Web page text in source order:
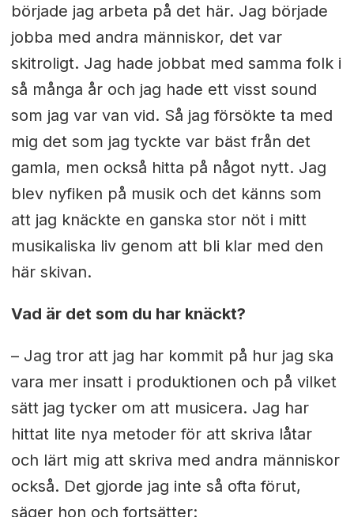
började jag arbeta på det här. Jag började
jobba med andra människor, det var
skitroligt. Jag hade jobbat med samma folk i
så många år och jag hade ett visst sound
som jag var van vid. Så jag försökte ta med
mig det som jag tyckte var bäst från det
gamla, men också hitta på något nytt. Jag
blev nyfiken på musik och det känns som
att jag knäckte en ganska stor nöt i mitt
musikaliska liv genom att bli klar med den
här skivan.
Vad är det som du har knäckt?
– Jag tror att jag har kommit på hur jag ska
vara mer insatt i produktionen och på vilket
sätt jag tycker om att musicera. Jag har
hittat lite nya metoder för att skriva låtar
och lärt mig att skriva med andra människor
också. Det gjorde jag inte så ofta förut,
säger hon och fortsätter: